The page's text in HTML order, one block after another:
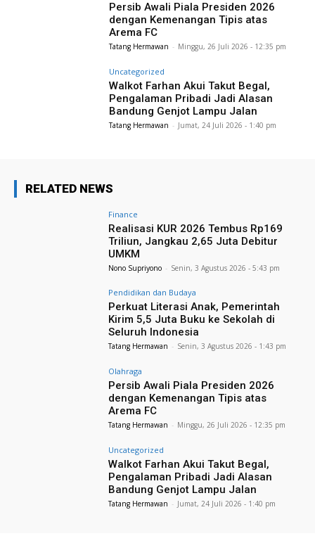
Persib Awali Piala Presiden 2026
dengan Kemenangan Tipis atas
Arema FC
Tatang Hermawan - Minggu, 26 Juli 2026 - 12:35 pm
Uncategorized
Walkot Farhan Akui Takut Begal,
Pengalaman Pribadi Jadi Alasan
Bandung Genjot Lampu Jalan
Tatang Hermawan - Jumat, 24 Juli 2026 - 1:40 pm
RELATED NEWS
Finance
Realisasi KUR 2026 Tembus Rp169
Triliun, Jangkau 2,65 Juta Debitur
UMKM
Nono Supriyono - Senin, 3 Agustus 2026 - 5:43 pm
Pendidikan dan Budaya
Perkuat Literasi Anak, Pemerintah
Kirim 5,5 Juta Buku ke Sekolah di
Seluruh Indonesia
Tatang Hermawan - Senin, 3 Agustus 2026 - 1:43 pm
Olahraga
Persib Awali Piala Presiden 2026
dengan Kemenangan Tipis atas
Arema FC
Tatang Hermawan - Minggu, 26 Juli 2026 - 12:35 pm
Uncategorized
Walkot Farhan Akui Takut Begal,
Pengalaman Pribadi Jadi Alasan
Bandung Genjot Lampu Jalan
Tatang Hermawan - Jumat, 24 Juli 2026 - 1:40 pm